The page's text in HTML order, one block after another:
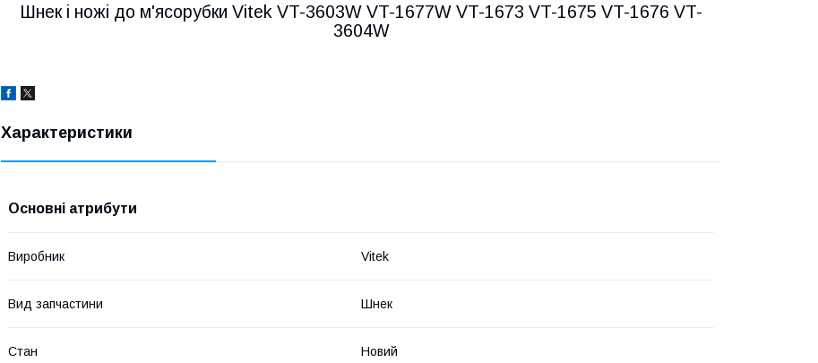
Шнек і ножі до м'ясорубки Vitek VT-3603W VT-1677W VT-1673 VT-1675 VT-1676 VT-
3604W
Характеристики
Основні атрибути
Виробник Vitek
Вид запчастини Шнек
Стан Новий